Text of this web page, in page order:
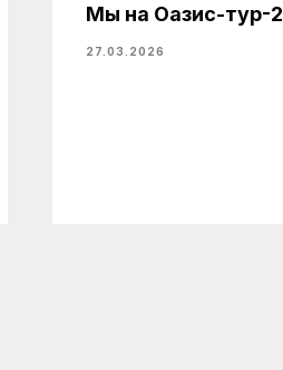
Мы на Оазис-тур-
27.03.2026